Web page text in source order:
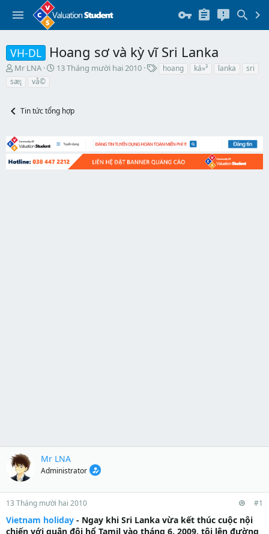
VH-DL Hoang sơ và kỳ vĩ Sri Lanka
T
h
a
t
a
r
Mr LNA
N
b
đ
u
13 Tháng mười hai 2010 hoang ká»³ lanka
sri
sæ¡
vå©
Tin tức tổng hợp
Mr LNA
Administrator
13 Tháng mười hai 2010 #1
Vietnam holiday - Ngay khi Sri Lanka vừa kết thúc cuộc nội
chiến với quân đội hổ Tamil vào tháng 6. 2009, tôi lên đường